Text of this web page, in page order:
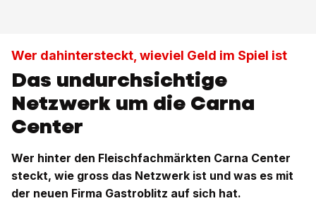
Wer dahintersteckt, wieviel Geld im Spiel ist
Das undurchsichtige
Netzwerk um die Carna
Center
Wer hinter den Fleischfachmärkten Carna Center
steckt, wie gross das Netzwerk ist und was es mit
der neuen Firma Gastroblitz auf sich hat.